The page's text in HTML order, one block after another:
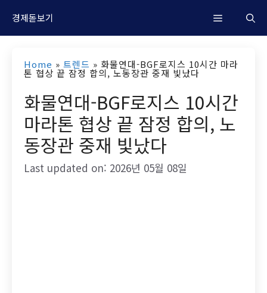
경제돋보기 M
u
Home » 트렌드 » 화물연대-BGF로지스 10시간 마라
톤 협상 끝 잠정 합의, 노동장관 중재 빛났다
화물연대-BGF로지스 10시간
마라톤 협상 끝 잠정 합의, 노
동장관 중재 빛났다
Last updated on: 2026년 05월 08일